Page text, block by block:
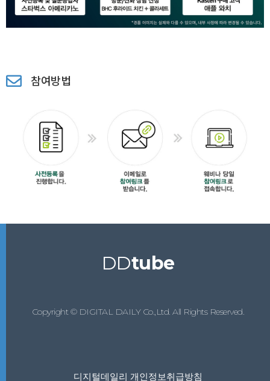
참여방법
DDtube
Copyright © DIGITAL DAILY Co.,Ltd. All Rights Reserved.
디지털데일리 개인정보취급방침